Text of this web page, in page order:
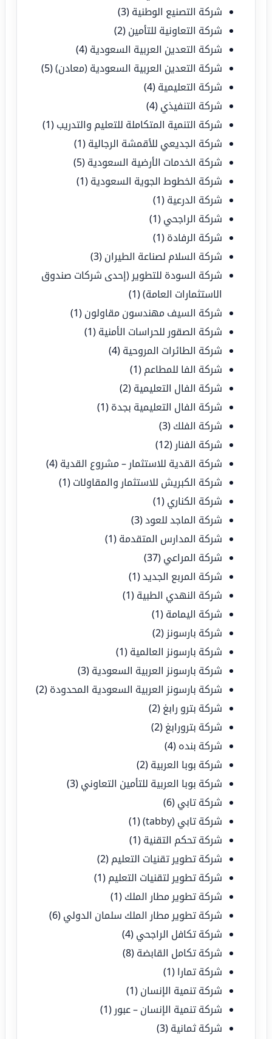
شركة التصنيع الوطنية (3)
شركة التعاونية للتأمين (2)
شركة التعدين العربية السعودية (4)
شركة التعدين العربية السعودية (معادن)(5)
شركة التعليمية (4)
شركة التنفيذي (4)
شركة التنمية المتكاملة للتعليم والتدريب (1)
شركة الجديعي للأقمشة الرجالية (1)
شركة الخدمات الأرضية السعودية (5)
شركة الخطوط الجوية السعودية (1)
شركة الدرعية (1)
شركة الراجحي (1)
شركة الرفادة (1)
شركة السلام لصناعة الطيران (3)
شركة السودة للتطوير (إحدى شركات صندوق
الاستثمارات العامة)(1)
شركة السيف مهندسون مقاولون (1)
شركة الصقور للحراسات الأمنية (1)
شركة الطائرات المروحية (4)
شركة الفا للمطاعم (1)
شركة الفال التعليمية (2)
شركة الفال التعليمية بجدة (1)
شركة الفلك (3)
شركة الفنار (12)
شركة القدية للاستثمار – مشروع القدية (4)
شركة الكبريش للاستثمار والمقاولات (1)
شركة الكناري (1)
شركة الماجد للعود(3)
شركة المدارس المتقدمة (1)
شركة المراعي (37)
شركة المربع الجديد(1)
شركة النهدي الطبية (1)
شركة اليمامة (1)
شركة بارسونز (2)
شركة بارسونز العالمية (1)
شركة بارسونز العربية السعودية (3)
شركة بارسونز العربية السعودية المحدودة (2)
شركة بترو رابغ (2)
شركة بترورابغ (2)
شركة بنده (4)
شركة بوبا العربية (2)
شركة بوبا العربية للتأمين التعاوني (3)
شركة تابي (6)
شركة تابي (tabby)
(1)
شركة تحكم التقنية (1)
شركة تطوير تقنيات التعليم (2)
شركة تطوير لتقنيات التعليم (1)
شركة تطوير مطار الملك (1)
شركة تطوير مطار الملك سلمان الدولي (6)
شركة تكافل الراجحي (4)
شركة تكامل القابضة (8)
شركة تمارا (1)
شركة تنمية الإنسان (1)
شركة تنمية الإنسان – عبور (1)
شركة ثمانية (3)